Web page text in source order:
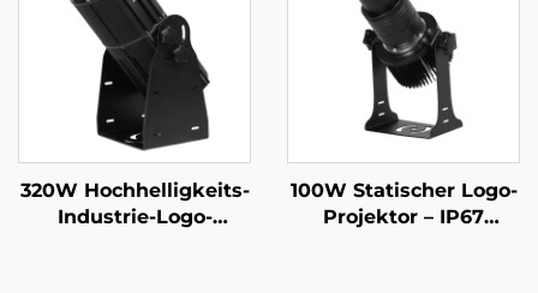
und Schilder
320W Hochhelligkeits-
Industrie-Logo-
100W Statischer Logo-
Projektor – IP67